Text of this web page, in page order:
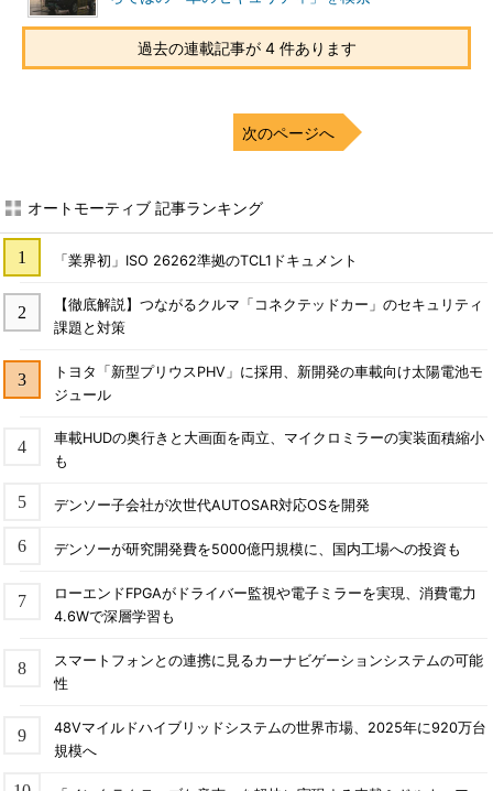
過去の連載記事が 4 件あります
次のページへ
オートモーティブ 記事ランキング
「業界初」ISO 26262準拠のTCL1ドキュメント
【徹底解説】つながるクルマ「コネクテッドカー」のセキュリティ
課題と対策
トヨタ「新型プリウスPHV」に採用、新開発の車載向け太陽電池モ
ジュール
車載HUDの奥行きと大画面を両立、マイクロミラーの実装面積縮小
も
デンソー子会社が次世代AUTOSAR対応OSを開発
デンソーが研究開発費を5000億円規模に、国内工場への投資も
ローエンドFPGAがドライバー監視や電子ミラーを実現、消費電力
4.6Wで深層学習も
スマートフォンとの連携に見るカーナビゲーションシステムの可能
性
48Vマイルドハイブリッドシステムの世界市場、2025年に920万台
規模へ